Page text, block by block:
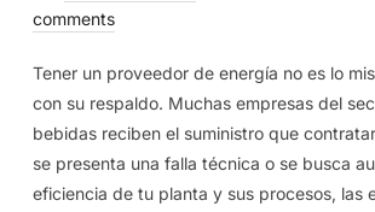
comments
Tener un proveedor de energía no es lo
con su respaldo. Muchas empresas del
bebidas reciben el suministro que
se presenta una falla técnica o se busca
eficiencia de tu planta y sus procesos, las